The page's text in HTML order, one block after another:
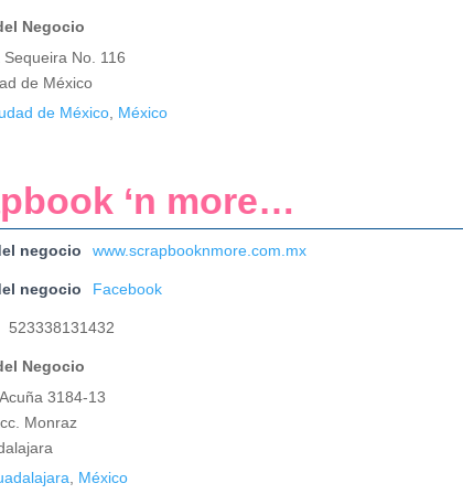
Negocio
No. 116
de México
de México, México
‘n more…
negocio www.scrapbooknmore.com.mx
negocio Facebook
523338131432
Negocio
3184-13
Monraz
, México